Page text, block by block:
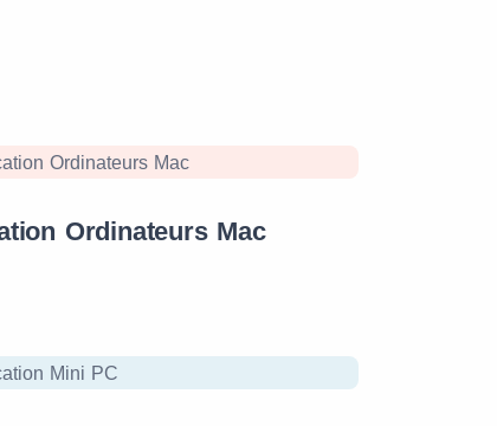
Ordinateurs Mac